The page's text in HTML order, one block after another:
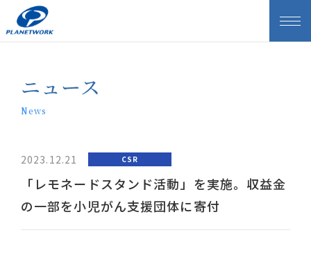
ニュース
News
2023.12.21 CSR
「レモネードスタンド活動」を実施。収益金
の一部を小児がん支援団体に寄付